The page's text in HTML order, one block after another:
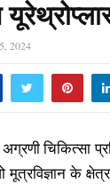
2024
चिकित्सा
मूत्रविज्ञान के